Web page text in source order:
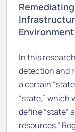
Environment
In this
detection and
a certain
“state,” which
define “state”
resources.”